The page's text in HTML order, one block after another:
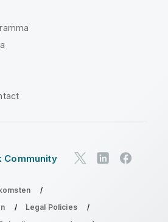
Community
Legal Policies